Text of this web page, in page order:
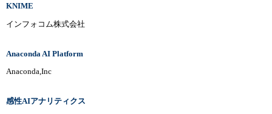
KNIME
インフォコム株式会社
Anaconda AI Platform
Anaconda,Inc
感性AIアナリティクス